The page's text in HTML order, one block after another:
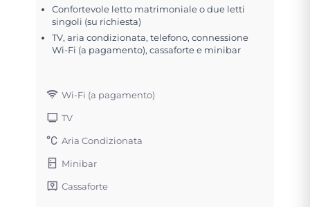
Confortevole letto matrimoniale o due letti
singoli (su richiesta)
TV, aria condizionata, telefono, connessione
Wi-Fi (a pagamento), cassaforte e minibar
Wi-Fi (a pagamento)
TV
Aria Condizionata
Minibar
Cassaforte